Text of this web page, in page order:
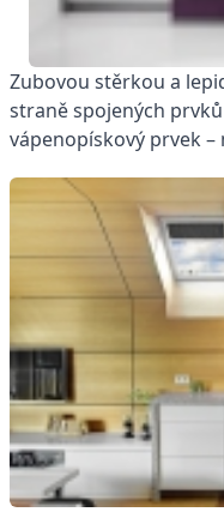
Zubovou stěrkou a
straně spojených
vápenopískový prvek –